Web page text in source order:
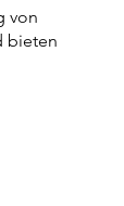
von
bieten